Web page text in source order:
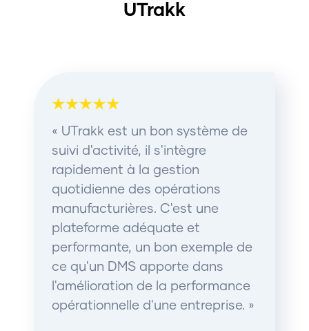
UTrakk
« UTrakk est un bon système de
suivi d'activité, il s'intègre
rapidement à la gestion
quotidienne des opérations
manufacturières. C'est une
plateforme adéquate et
performante, un bon exemple de
ce qu'un DMS apporte dans
l'amélioration de la performance
opérationnelle d'une entreprise. »